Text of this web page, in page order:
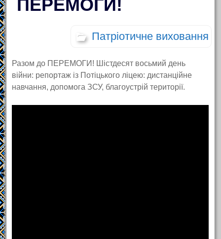
ПЕРЕМОГИ!
Патріотичне виховання
Разом до ПЕРЕМОГИ! Шістдесят восьмий день
війни: репортаж із Потіцького ліцею: дистанційне
навчання, допомога ЗСУ, благоустрій території.